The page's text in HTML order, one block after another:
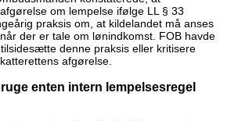
om lempelse ifølge LL § 33
praksis om, at kildelandet må anses
der er tale om lønindkomst. FOB havde
denne praksis eller kritisere
afgørelse.
enten intern lempelsesregel